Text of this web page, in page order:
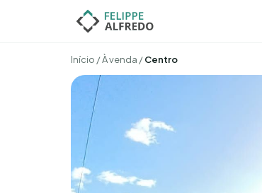
Início /À venda /Centro